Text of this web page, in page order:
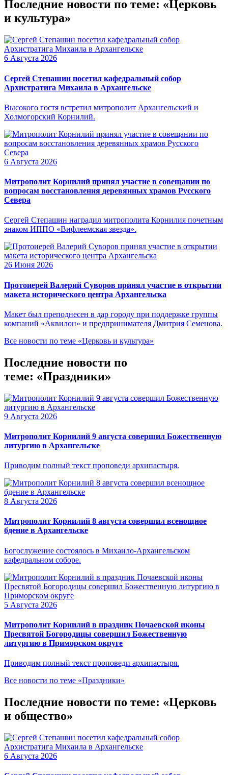
Последние новости по теме: «Церковь
и культура»
6 Августа 2026
Сергей Степашин посетил кафедральный собор
Архистратига Михаила в Архангельске
Высокого гостя встретил митрополит Архангельский и
Холмогорский Корнилий.
6 Августа 2026
Митрополит Корнилий принял участие в совещании по
вопросам восстановления деревянных храмов Русского
Севера
Сергей Степашин наградил митрополита Корнилия почетным
знаком ИППО «Вифлеемская звезда».
26 Июня 2026
Протоиерей Валерий Суворов принял участие в открытии
макета исторического центра Архангельска
Макет был преподнесен в дар городу при поддержке группы
компаний «Аквилон» и предпринимателя Дмитрия Семенова.
Все новости по теме «Церковь и культура»
Последние новости по
теме: «Праздники»
9 Августа 2026
Митрополит Корнилий 9 августа совершил Божественную
литургию в Архангельске
Приводим полный текст проповеди архипастыря.
8 Августа 2026
Митрополит Корнилий 8 августа совершил всенощное
бдение в Архангельске
Богослужение состоялось в Михаило-Архангельском
кафедральном соборе.
5 Августа 2026
Митрополит Корнилий в праздник Почаевской иконы
Пресвятой Богородицы совершил Божественную
литургию в Приморском округе
Приводим полный текст проповеди архипастыря.
Все новости по теме «Праздники»
Последние новости по теме: «Церковь
и общество»
6 Августа 2026